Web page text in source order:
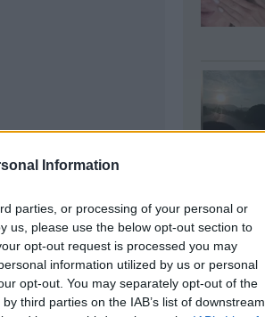
Information
parties, or processing of your personal or
us, please use the below opt-out section to
opt-out request is processed you may
information utilized by us or personal
opt-out. You may separately opt-out of the
third parties on the IAB’s list of downstream